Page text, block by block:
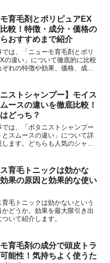
育毛剤とポリピュアEX
較！特徴・成分・価格の
おすすめまで紹介
では、「ニューモ育毛剤とポリ
の違い」について徹底的に比較
ぞれの特徴や効果、価格、成分
手となる情報を集めました。自
た育毛剤を見つけ...
ニストシャンプー】モイス
ムースの違いを徹底比較！
どっち？
では、「ボタニストシャンプー
とスムースの違い」について詳
します。どちらも人気のシャン
て、理想のヘアケアを叶えま
この記事を読むと...
育毛トニックは効かな
果の原因と効果的な使い
育毛トニックは効かないという
かどうか。効果を最大限引き出
いて紹介します。
育毛剤の成分で頭皮トラ
能性！気持ちよく使うた